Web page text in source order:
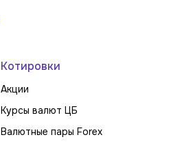
Котировки
Акции
Курсы валют ЦБ
Валютные пары Forex